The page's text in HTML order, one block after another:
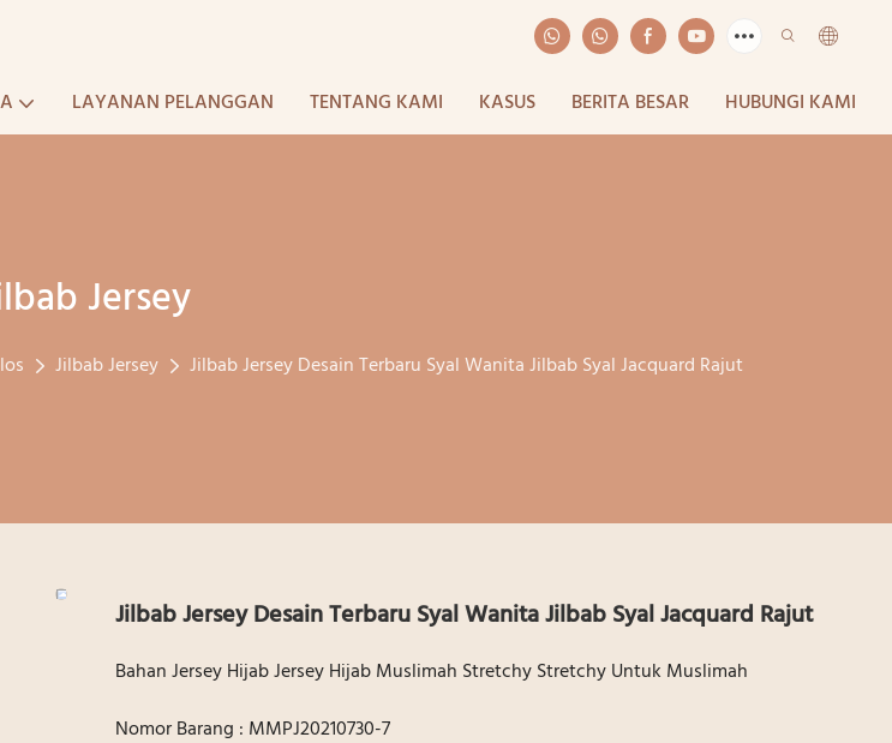
LAYANAN PELANGGAN TENTANG KAMI KASUS BERITA BESAR HUBUNGI KAMI
Jersey
Jilbab Jersey Jilbab Jersey Desain Terbaru Syal Wanita Jilbab Syal Jacquard Rajut
Jilbab Jersey Desain Terbaru Syal Wanita Jilbab Syal Jacquard Rajut
Bahan Jersey Hijab Jersey Hijab Muslimah Stretchy Stretchy Untuk Muslimah
Nomor Barang : MMPJ20210730-7